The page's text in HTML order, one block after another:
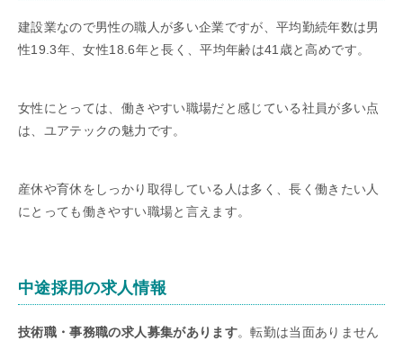
建設業なので男性の職人が多い企業ですが、平均勤続年数は男
性19.3年、女性18.6年と長く、平均年齢は41歳と高めです。
女性にとっては、働きやすい職場だと感じている社員が多い点
は、ユアテックの魅力です。
産休や育休をしっかり取得している人は多く、長く働きたい人
にとっても働きやすい職場と言えます。
中途採用の求人情報
技術職・事務職の求人募集があります。転勤は当面ありません